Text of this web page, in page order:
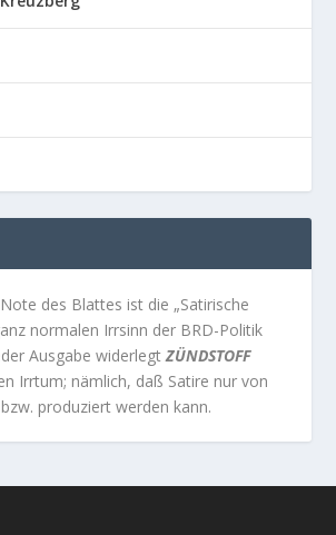
des Blattes ist die „Satirische
normalen Irrsinn der BRD-Politik
Ausgabe widerlegtZÜNDSTOFF
Irrtum; nämlich, daß Satire nur von
produziert werden kann.